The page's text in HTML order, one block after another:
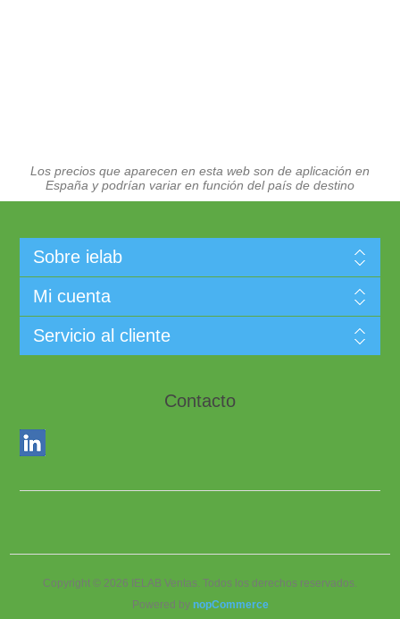
Los precios que aparecen en esta web son de aplicación en
España y podrían variar en función del país de destino
Sobre ielab
Mi cuenta
Servicio al cliente
Contacto
Copyright © 2026 IELAB Ventas. Todos los derechos reservados.
Powered by nopCommerce